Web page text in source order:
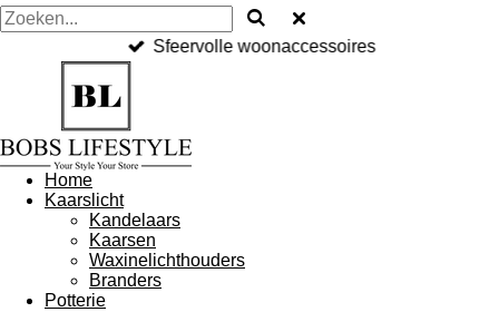
Sfeervolle woonaccessoires
Home
Kaarslicht
Kandelaars
Kaarsen
Waxinelichthouders
Branders
Potterie